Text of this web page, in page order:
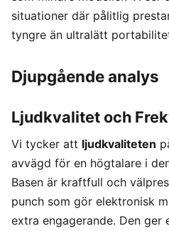
situationer där pålitlig
tyngre än ultralätt
Djupgående analys
Ljudkvalitet och
Vi tycker att ljudkvaliteten
avvägd för en högtalare i
Basen är kraftfull och
punch som gör elektronisk
extra engagerande. Den